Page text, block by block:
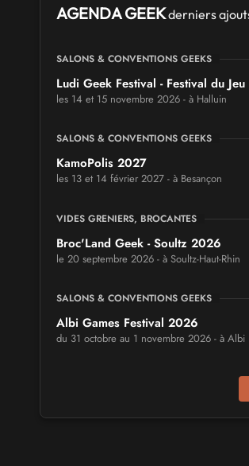
AGENDA GEEKderniers
SALONS & CONVENTIONS GEEKS
Ludi Geek Festival - Festival du
les 14 et 15 novembre 2026 - à Halluin
SALONS & CONVENTIONS GEEKS
KamoPolis 2027
les 13 et 14 février 2027 - à Besançon
VIDES GRENIERS, BROCANTES
Broc'Land Geek - Soultz 2026
le 20 septembre 2026 - à Soultz-Haut-Rhin
SALONS & CONVENTIONS GEEKS
Albi Games Festival 2026
du 31 octobre au 1 novembre 2026 - à Albi
Virtual Calais - salon du jeu vidéo
numériques 2026